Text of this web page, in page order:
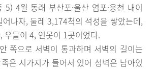
4월 동래 부산포·울산 염포·웅천 내이
어나자, 둘레 3,174척의 석성을 쌓았는데,
우물이 4, 연못이 1곳이었다.
쪽으로 서벽이 통과하며 서벽의 길이는
은 시가지가 들어서 있어 성벽은 남아있